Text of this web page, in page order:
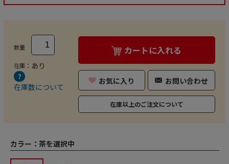
数量
在庫： あり
在庫数について
カートに入れる
お気に入り お問い合わせ
在庫以上のご注文について
カラー： 茶を選択中